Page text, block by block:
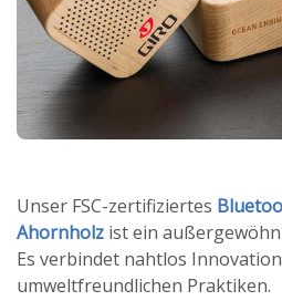
Unser FSC-zertifiziertes
Ahornholz ist ein
Es verbindet nahtlos
umweltfreundlichen Praktiken.